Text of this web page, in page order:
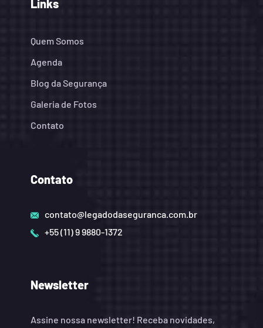
Links
Quem Somos
Agenda
Blog da Segurança
Galeria de Fotos
Contato
Contato
contato@legadodaseguranca.com.br
+55 (11) 9 9880-1372
Newsletter
Assine nossa newsletter! Receba novidades,